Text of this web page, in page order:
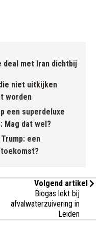
deal met Iran dichtbij
niet uitkijken
worden
een superdeluxe
Mag dat wel?
een
Volgend artikel
Biogas lekt bij
afvalwaterzuivering in
Leiden